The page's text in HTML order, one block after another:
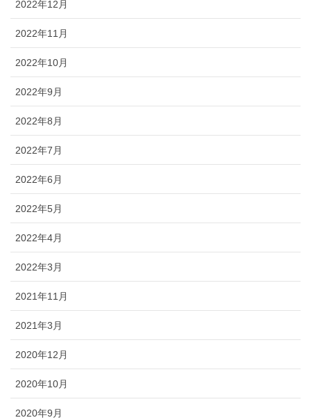
2022年12月
2022年11月
2022年10月
2022年9月
2022年8月
2022年7月
2022年6月
2022年5月
2022年4月
2022年3月
2021年11月
2021年3月
2020年12月
2020年10月
2020年9月